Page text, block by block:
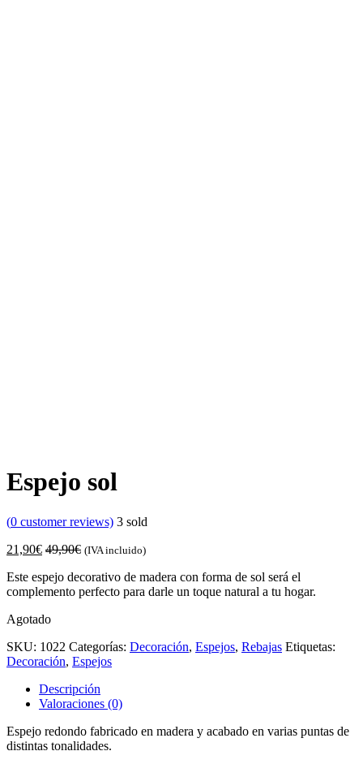
Espejo sol
(0 customer reviews) 3 sold
21,90€ 49,90€ (IVA incluido)
Este espejo decorativo de madera con forma de sol será el
complemento perfecto para darle un toque natural a tu hogar.
Agotado
SKU: 1022 Categorías: Decoración, Espejos, Rebajas Etiquetas:
Decoración, Espejos
Descripción
Valoraciones (0)
Espejo redondo fabricado en madera y acabado en varias puntas de
distintas tonalidades.